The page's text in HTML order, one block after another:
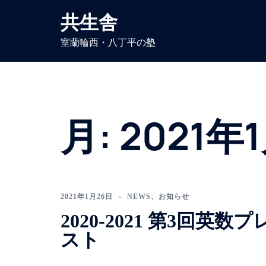
共生舎
室蘭輪西・八丁平の塾
月: 2021年
2021年1月26日 NEWS 、 お知らせ
2020-2021 第3回英数プ
スト